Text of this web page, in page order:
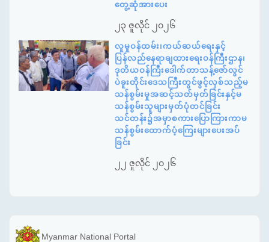
တွေ့ဆုံအားပေး
၂၃ ဇူလိုင် ၂၀၂၆
လူမှုဝန်ထမ်း၊ကယ်ဆယ်ရေးနှင့်
ပြန်လည်နေရာချထားရေးဝန်ကြီးဌာန၊
ဒုတိယဝန်ကြီးဒေါက်တာသန့်ဇော်လွင်
ပဲခူးတိုင်းဒေသကြီးတွင်ဖွင့်လှစ်သည့်မ
သန်စွမ်းမှုအဆင့်သတ်မှတ်ခြင်းနှင့်မ
သန်စွမ်းသူများမှတ်ပုံတင်ခြင်း
သင်တန်း၌အမှာစကားပြောကြားကာမ
သန်စွမ်းထောက်ပံ့ကြေးများပေးအပ်
ခြင်း
၂၂ ဇူလိုင် ၂၀၂၆
Myanmar National Portal